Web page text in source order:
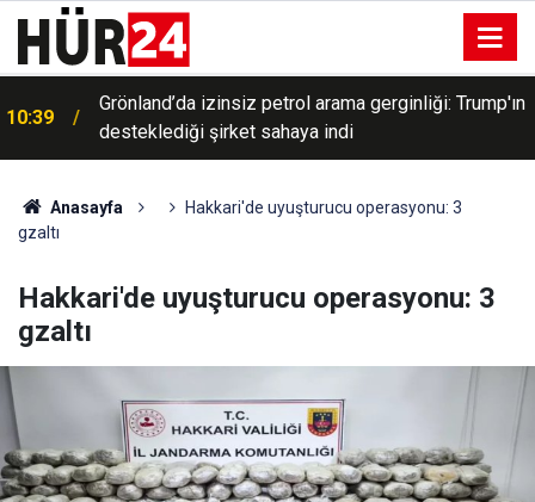
10:39
Grönland’da izinsiz petrol arama gerginliği: Trump'ın
desteklediği şirket sahaya indi
Anasayfa
Hakkari'de uyuşturucu operasyonu: 3
gzaltı
Hakkari'de uyuşturucu operasyonu: 3
gzaltı